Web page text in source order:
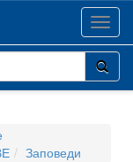
Заповеди